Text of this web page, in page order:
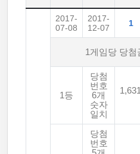
2017-
07-08
2017-
12-07
1
1게임당 당첨
1등
당첨
번호
6개
숫자
일치
당첨
번호